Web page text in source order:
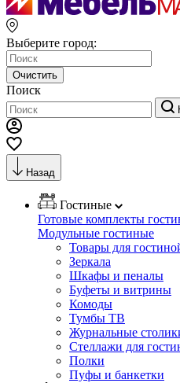
Выберите город:
Очистить
Поиск
Назад
Гостиные
Готовые комплекты
Модульные гостиные
Товары для
Зеркала
Шкафы и пеналы
Буфеты и витрины
Комоды
Тумбы ТВ
Журнальные
Стеллажи для
Полки
Пуфы и банкетки